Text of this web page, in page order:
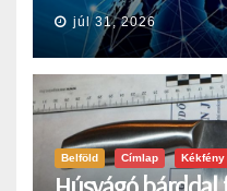
júl 31, 2026
Belföld Címlap Kékfény